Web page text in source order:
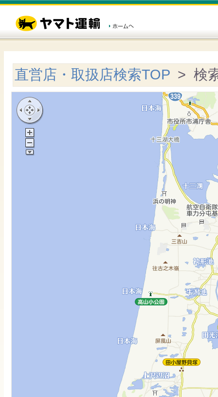
直営店・取扱店検索TOP > 検